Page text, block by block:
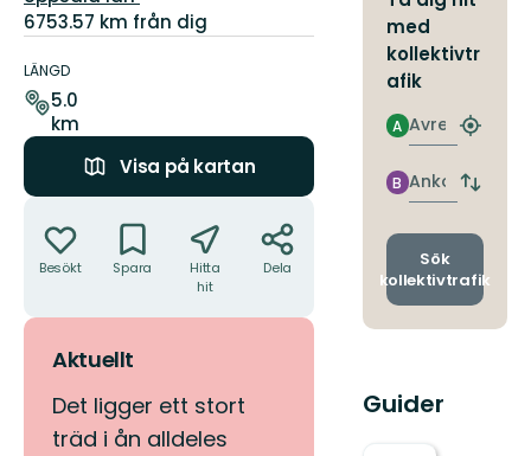
6753.57 km från dig
om
leden
LÄNGD
5.0
km
Visa på kartan
Besökt Spara
Hitta
hit
Dela
Aktuellt
Det ligger ett stort
träd i ån alldeles
med
kollektivtr
afik
Avresa
A
Hitta
Ankomst
B
Byt
och
Sök
kollektivtrafik
Guider